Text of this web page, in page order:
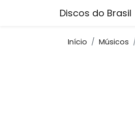
Discos do Brasil
Início Músicos